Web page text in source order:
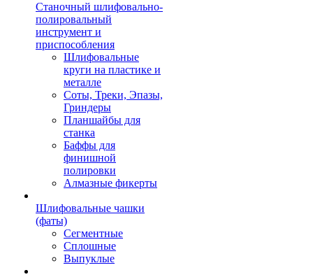
Станочный шлифовально-
полировальный
инструмент и
приспособления
Шлифовальные
круги на пластике и
металле
Соты, Треки, Эпазы,
Гриндеры
Планшайбы для
станка
Баффы для
финишной
полировки
Алмазные фикерты
Шлифовальные чашки
(фаты)
Сегментные
Сплошные
Выпуклые